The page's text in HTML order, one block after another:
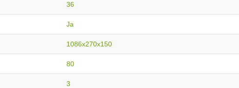
36
Ja
1086x270x150
80
3